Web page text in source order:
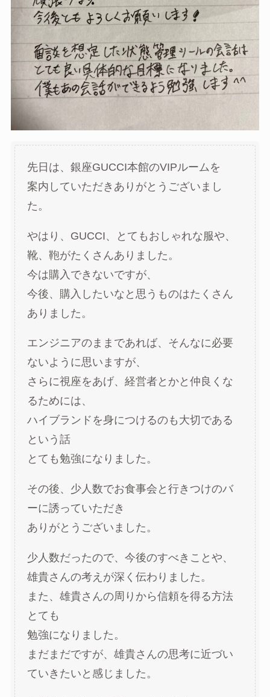
先日は、銀座GUCCI本館のVIPルームを
案内していただきありがとうございまし
た。
やはり、GUCCI、とてもおしゃれな服や、
靴、鞄がたくさんありました。
今は購入できないですが、
今後、購入したいなと思うものはたくさん
ありました。
エンジニアのままであれば、そんなに必要
ないように思いますが、
さらに視座をあげ、経営者とかと仲良くな
るためには、
ハイブランドを身につけるのも大切である
という話
とても勉強になりました。
その後、少人数でお食事会と行きつけのバ
ーに誘っていただき
ありがとうございました。
少人数だったので、今後のすべきことや、
雄貴さんの考えが深く伝わりました。
また、雄貴さんの周りから信頼を得る方法
とても
勉強になりました。
まだまだですが、雄貴さんの思考に近づい
ていきたいと感じました。